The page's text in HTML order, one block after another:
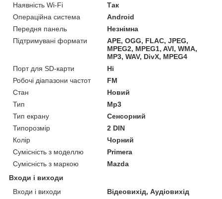
Наявність Wi-Fi
Так
Операційна система
Android
Передня панель
Незнімна
Підтримувані формати
APE, OGG, FLAC, JPEG,
MPEG2, MPEG1, AVI, WMA,
MP3, WAV, DivX, MPEG4
Порт для SD-карти
Ні
Робочі діапазони частот
FM
Стан
Новий
Тип
Mp3
Тип екрану
Сенсорний
Типорозмір
2 DIN
Колір
Чорний
Сумісність з моделлю
Primera
Сумісність з маркою
Mazda
Входи і виходи
Входи і виходи
Відеовихід, Аудіовихід